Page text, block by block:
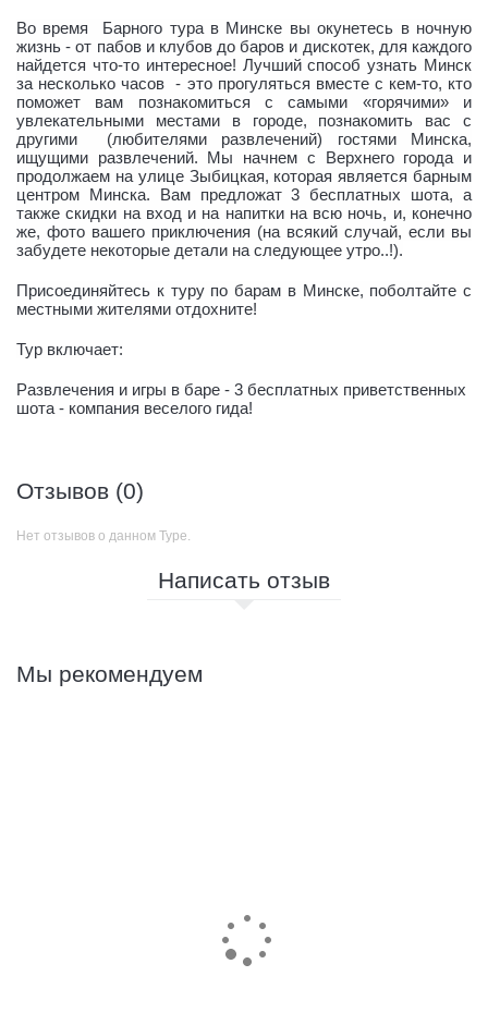
Во время
Барного тура в Минске вы окунетесь в ночную
жизнь - от пабов и клубов до баров и дискотек, для каждого
найдется что-то интересное! Лучший способ узнать Минск
за несколько часов
- это прогуляться вместе с кем-то, кто
поможет вам познакомиться с самыми «горячими» и
увлекательными местами в городе, познакомить вас с
другими
(любителями развлечений) гостями Минска,
ищущими развлечений. Мы начнем с Верхнего города и
продолжаем на улице Зыбицкая, которая является барным
центром Минска. Вам предложат 3 бесплатных шота, а
также скидки на вход и на напитки на всю ночь, и, конечно
же, фото вашего приключения (на всякий случай, если вы
забудете некоторые детали на следующее утро..!).
Присоединяйтесь к туру по барам в Минске, поболтайте с
местными жителями отдохните!
Тур включает:
Развлечения и игры в баре - 3 бесплатных приветственных
шота - компания веселого гида!
Отзывов (0)
Нет отзывов о данном Туре.
Написать отзыв
Мы рекомендуем